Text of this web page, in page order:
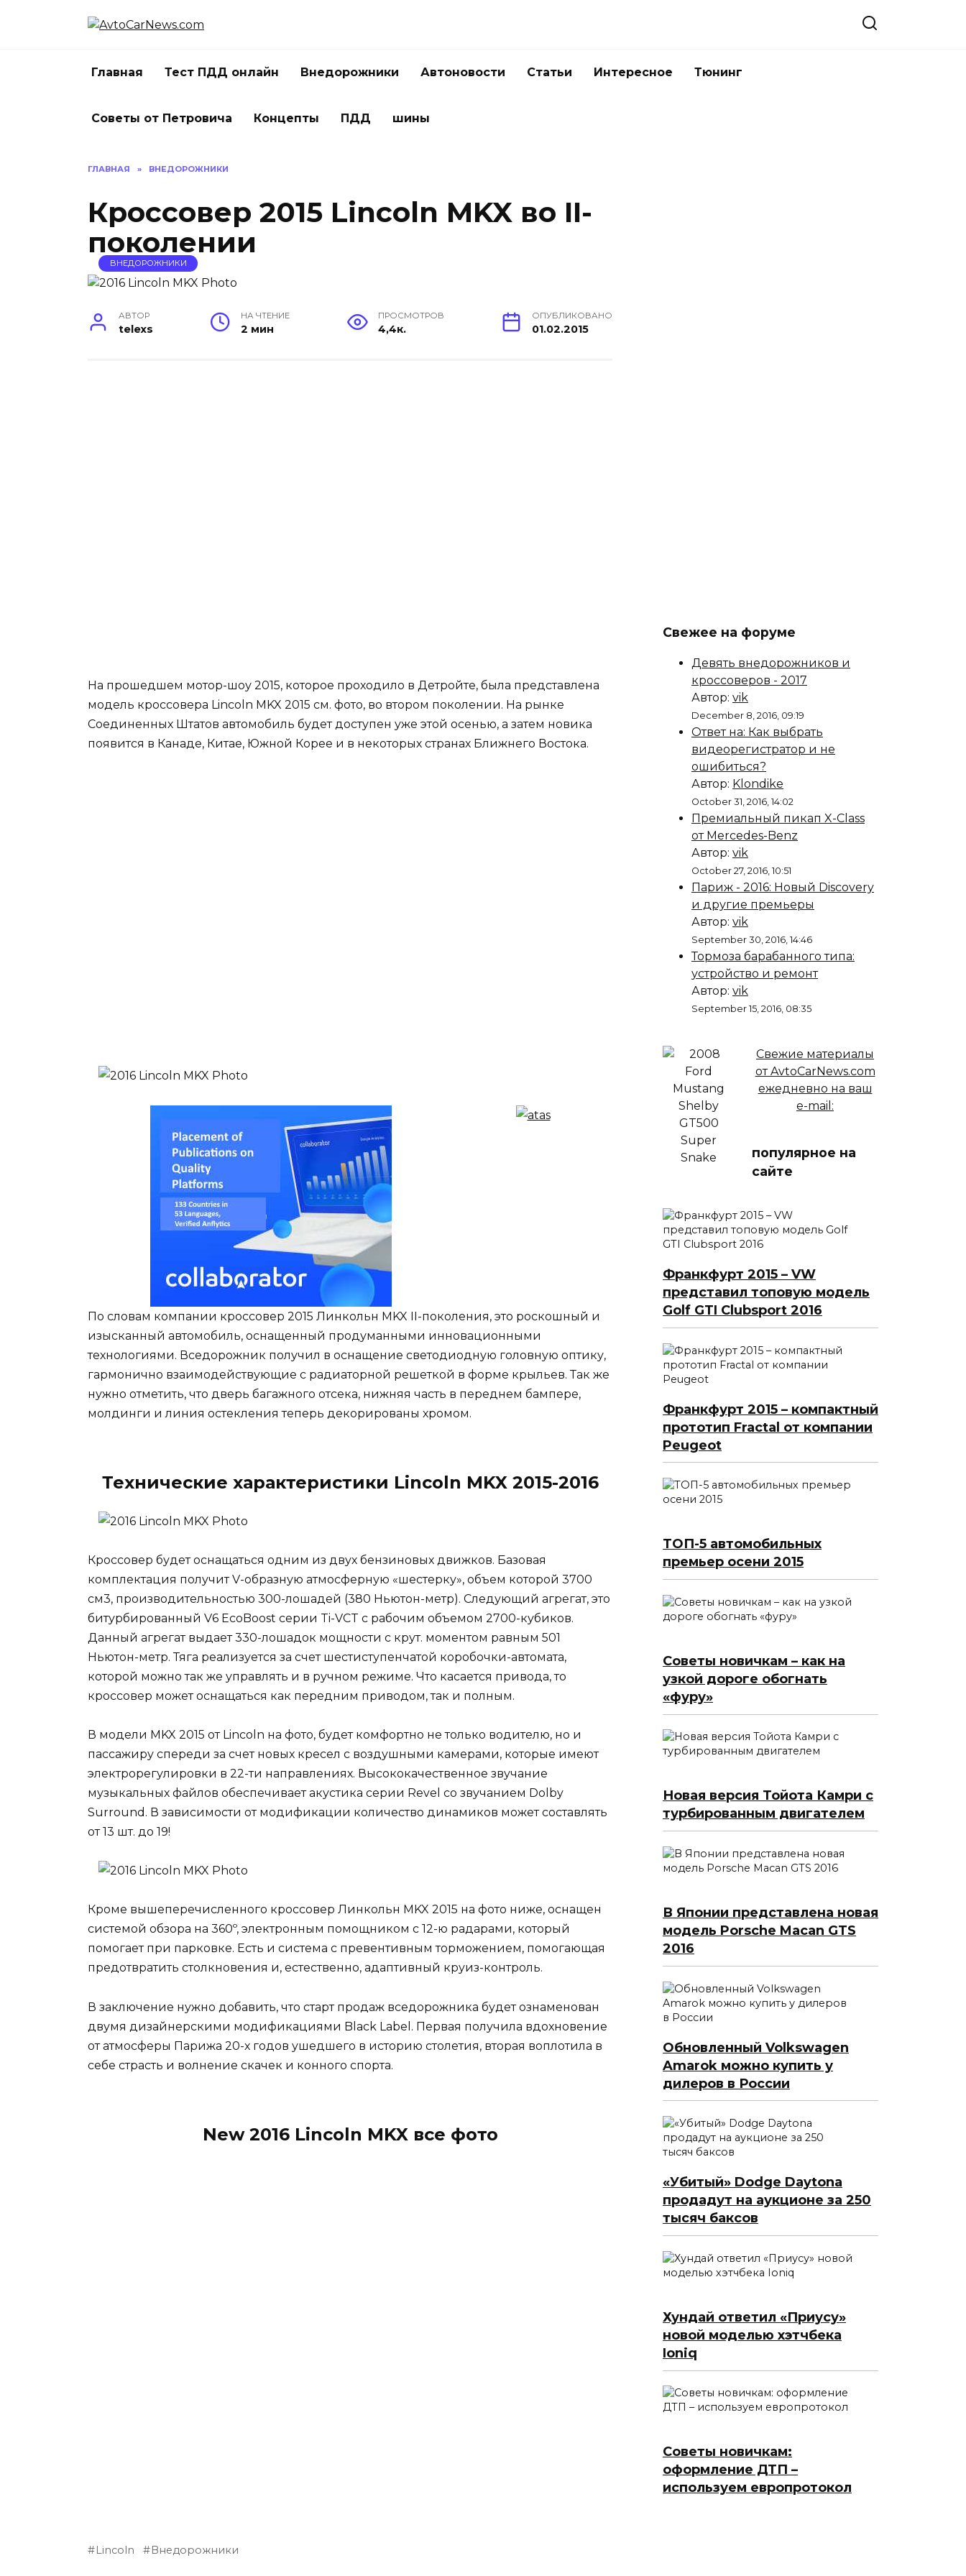
Главная Тест ПДД онлайн Внедорожники Автоновости Статьи Интересное Тюнинг
Советы от Петровича Концепты ПДД шины
ГЛАВНАЯ » ВНЕДОРОЖНИКИ
Кроссовер 2015 Lincoln MKX во II-
поколении
ВНЕДОРОЖНИКИ
АВТОР
telexs
НА ЧТЕНИЕ
2 мин
ПРОСМОТРОВ
4,4к.
ОПУБЛИКОВАНО
01.02.2015
На прошедшем мотор-шоу 2015, которое проходило в Детройте, была представлена
модель кроссовера Lincoln MKX 2015 см. фото, во втором поколении. На рынке
Соединенных Штатов автомобиль будет доступен уже этой осенью, а затем новика
появится в Канаде, Китае, Южной Корее и в некоторых странах Ближнего Востока.
По словам компании кроссовер 2015 Линкольн MKX II-поколения, это роскошный и
изысканный автомобиль, оснащенный продуманными инновационными
технологиями. Вседорожник получил в оснащение светодиодную головную оптику,
гармонично взаимодействующие с радиаторной решеткой в форме крыльев. Так же
нужно отметить, что дверь багажного отсека, нижняя часть в переднем бампере,
молдинги и линия остекления теперь декорированы хромом.
Технические характеристики Lincoln MKX 2015-2016
Кроссовер будет оснащаться одним из двух бензиновых движков. Базовая
комплектация получит V-образную атмосферную «шестерку», объем которой 3700
см3, производительностью 300-лошадей (380 Ньютон-метр). Следующий агрегат, это
битурбированный V6 EcoBoost серии Ti-VCT с рабочим объемом 2700-кубиков.
Данный агрегат выдает 330-лошадок мощности с крут. моментом равным 501
Ньютон-метр. Тяга реализуется за счет шестиступенчатой коробочки-автомата,
которой можно так же управлять и в ручном режиме. Что касается привода, то
кроссовер может оснащаться как передним приводом, так и полным.
В модели MKX 2015 от Lincoln на фото, будет комфортно не только водителю, но и
пассажиру спереди за счет новых кресел с воздушными камерами, которые имеют
электрорегулировки в 22-ти направлениях. Высококачественное звучание
музыкальных файлов обеспечивает акустика серии Revel со звучанием Dolby
Surround. В зависимости от модификации количество динамиков может составлять
от 13 шт. до 19!
Кроме вышеперечисленного кроссовер Линкольн MKX 2015 на фото ниже, оснащен
системой обзора на 360º, электронным помощником с 12-ю радарами, который
помогает при парковке. Есть и система с превентивным торможением, помогающая
предотвратить столкновения и, естественно, адаптивный круиз-контроль.
В заключение нужно добавить, что старт продаж вседорожника будет ознаменован
двумя дизайнерскими модификациями Black Label. Первая получила вдохновение
от атмосферы Парижа 20-х годов ушедшего в историю столетия, вторая воплотила в
себе страсть и волнение скачек и конного спорта.
New 2016 Lincoln MKX все фото
Lincoln Внедорожники
Свежее на форуме
Девять внедорожников и
кроссоверов - 2017
Автор: vik
December 8, 2016, 09:19
Ответ на: Как выбрать
видеорегистратор и не
ошибиться?
Автор: Klondike
October 31, 2016, 14:02
Премиальный пикап X-Class
от Mercedes-Benz
Автор: vik
October 27, 2016, 10:51
Париж - 2016: Новый Discovery
и другие премьеры
Автор: vik
September 30, 2016, 14:46
Тормоза барабанного типа:
устройство и ремонт
Автор: vik
September 15, 2016, 08:35
Свежие материалы
от AvtoCarNews.com
ежедневно на ваш
e-mail:
популярное на
сайте
Франкфурт 2015 – VW
представил топовую модель
Golf GTI Clubsport 2016
Франкфурт 2015 – компактный
прототип Fractal от компании
Peugeot
ТОП-5 автомобильных
премьер осени 2015
Советы новичкам – как на
узкой дороге обогнать
«фуру»
Новая версия Тойота Камри с
турбированным двигателем
В Японии представлена новая
модель Porsche Macan GTS
2016
Обновленный Volkswagen
Amarok можно купить у
дилеров в России
«Убитый» Dodge Daytona
продадут на аукционе за 250
тысяч баксов
Хундай ответил «Приусу»
новой моделью хэтчбека
Ioniq
Советы новичкам:
оформление ДТП –
используем европротокол